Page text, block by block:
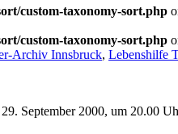
custom-taxonomy-sort.php
custom-taxonomy-sort.php
Archiv Innsbruck, Lebenshilfe
September 2000, um 20.00